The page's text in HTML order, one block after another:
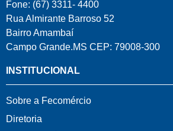
Fone: (67) 3311- 4400
Rua Almirante Barroso 52
Bairro Amambaí
Campo Grande.MS CEP: 79008-300
INSTITUCIONAL
Sobre a Fecomércio
Diretoria